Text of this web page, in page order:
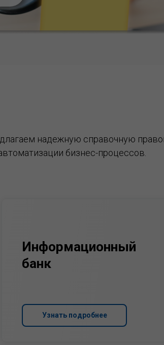
надежную справочную
бизнес-процессов.
Узнать подробнее
Информационный
банк